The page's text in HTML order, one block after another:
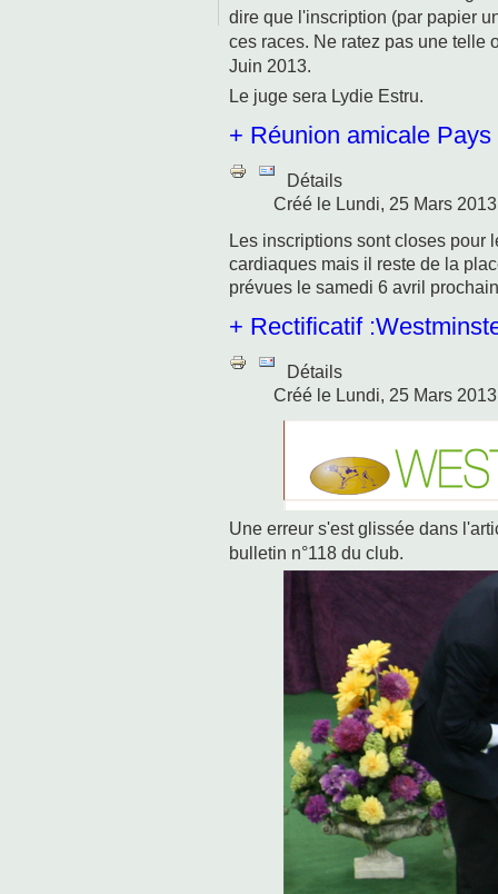
dire que l'inscription (par papier
ces races. Ne ratez pas une telle
Juin 2013.
Le juge sera Lydie Estru.
+ Réunion amicale
Détails
Créé le Lundi, 25 Mars
Les inscriptions sont closes pour
cardiaques mais il reste de la
prévues le samedi 6 avril
+ Rectificatif
Détails
Créé le Lundi, 25 Mars
Une erreur s'est glissée dans
bulletin n°118 du club.